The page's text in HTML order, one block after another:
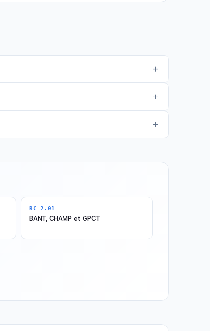
RC 2.01
BANT, CHAMP et GPCT